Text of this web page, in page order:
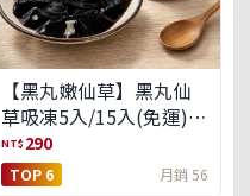
【黑丸嫩仙草】黑丸仙
草吸凍5入/15入(免運)
(預購中8/14出貨)
NT$ 290
TOP 6 月銷 56